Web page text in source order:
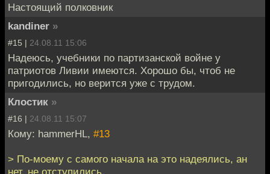
Настоящий полковник
kandiner »
#15 | 24.08.11 15:06
Надеюсь, учебники по партизанской войне у
патриотов Ливии имеются. Хорошо бы, чтоб не
пригодились, но верится уже с трудом.
Клостик »
#16 | 24.08.11 15:07
Кому: hammerHL, #13
> По-моему с самого начала на это надеялись, ан